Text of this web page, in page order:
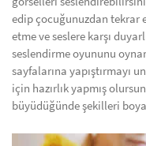
edip çocuğunuzdan tekrar
etme ve seslere karşı
seslendirme oyununu
sayfalarına yapıştırmayı
için hazırlık yapmış
büyüdüğünde şekilleri